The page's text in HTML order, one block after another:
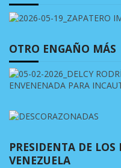
OTRO ENGAÑO MÁS
PRESIDENTA DE
VENEZUELA